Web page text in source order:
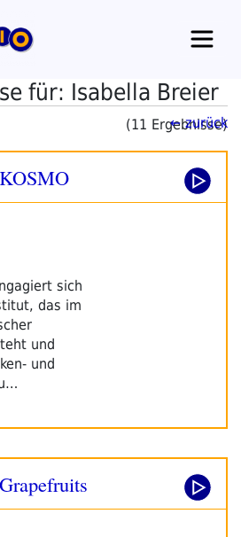
für: Isabella Breier
(11 Ergebnisse)
← zurück
sich
das im
und
und